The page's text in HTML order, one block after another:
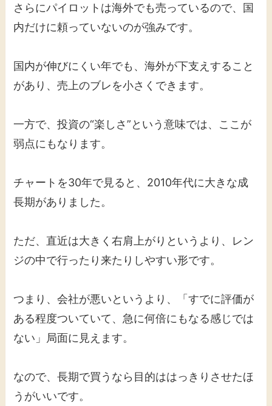
さらにパイロットは海外でも売っているので、国
内だけに頼っていないのが強みです。
国内が伸びにくい年でも、海外が下支えすること
があり、売上のブレを小さくできます。
一方で、投資の“楽しさ”という意味では、ここが
弱点にもなります。
チャートを30年で見ると、2010年代に大きな成
長期がありました。
ただ、直近は大きく右肩上がりというより、レン
ジの中で行ったり来たりしやすい形です。
つまり、会社が悪いというより、「すでに評価が
ある程度ついていて、急に何倍にもなる感じでは
ない」局面に見えます。
なので、長期で買うなら目的ははっきりさせたほ
うがいいです。